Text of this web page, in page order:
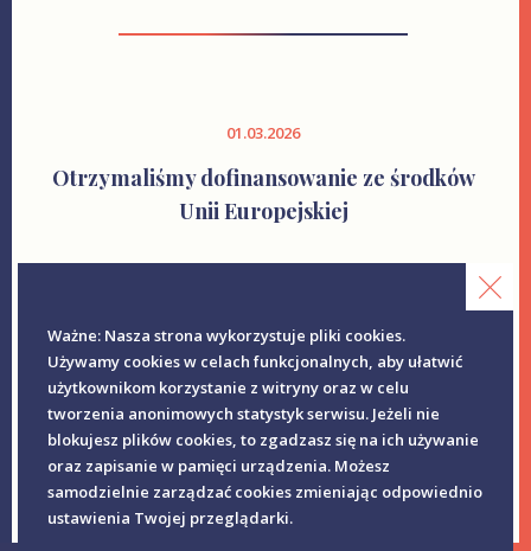
01.03.2026
Otrzymaliśmy dofinansowanie ze środków
Unii Europejskiej
Ważne: Nasza strona wykorzystuje pliki cookies.
Używamy cookies w celach funkcjonalnych, aby ułatwić
użytkownikom korzystanie z witryny oraz w celu
tworzenia anonimowych statystyk serwisu. Jeżeli nie
blokujesz plików cookies, to zgadzasz się na ich używanie
oraz zapisanie w pamięci urządzenia. Możesz
samodzielnie zarządzać cookies zmieniając odpowiednio
ustawienia Twojej przeglądarki.